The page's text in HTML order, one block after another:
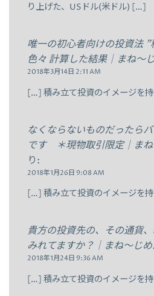
り上げた、USドル(米ドル) […]
唯一の初心者向けの投資法
色々 計算した結果｜まね～
2018年3月14日 2:11 AM
[…] 積み立て投資のイメージを
なくならないものだったら
です ＊現物取引限定｜ま
り:
2018年1月26日 9:08 AM
[…] 積み立て投資のイメージを
貴方の投資先の、その通貨
みれてますか？｜まね～じ
2018年1月24日 9:36 AM
[…] 積み立て投資のイメージを